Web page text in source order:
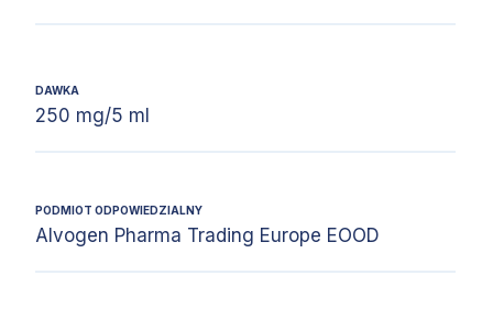
DAWKA
250 mg/5 ml
PODMIOT ODPOWIEDZIALNY
Alvogen Pharma Trading Europe EOOD